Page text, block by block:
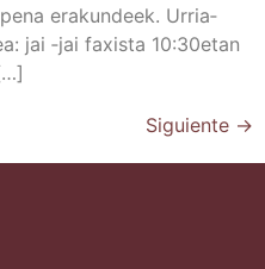
era­kun­deek. Urria­
jai ‑jai faxis­ta 10:30etan
Siguiente →